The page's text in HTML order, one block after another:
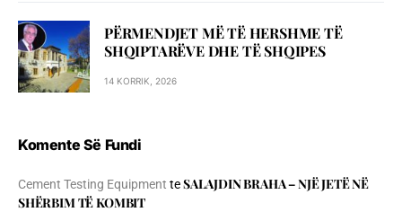
PËRMENDJET MË TË HERSHME TË
SHQIPTARËVE DHE TË SHQIPES
14 KORRIK, 2026
Komente Së Fundi
Cement Testing Equipment teSALAJDIN BRAHA – NJЁ JETЁ NЁ
SHЁRBIM TЁ KOMBIT